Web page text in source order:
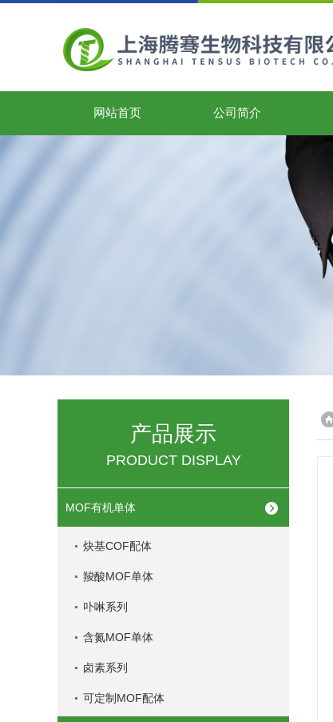
网站首页 公司简介
产品展示
PRODUCT DISPLAY
MOF有机单体
炔基COF配体
羧酸MOF单体
卟啉系列
含氮MOF单体
卤素系列
可定制MOF配体